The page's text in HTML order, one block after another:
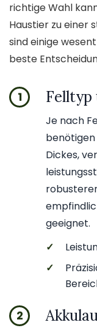
richtige Wahl
Haustier zu einer
sind einige
beste
1 Felltyp
Je nach
benötigen
Dickes,
geeignet.
✓
✓
2